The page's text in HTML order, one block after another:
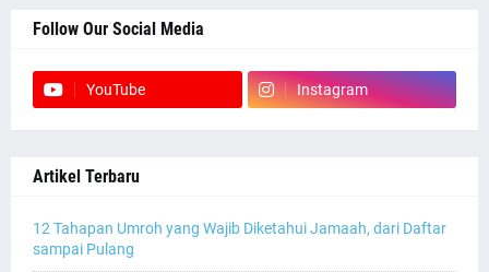
Follow Our Social Media
YouTube Instagram
Artikel Terbaru
12 Tahapan Umroh yang Wajib Diketahui Jamaah, dari Daftar
sampai Pulang